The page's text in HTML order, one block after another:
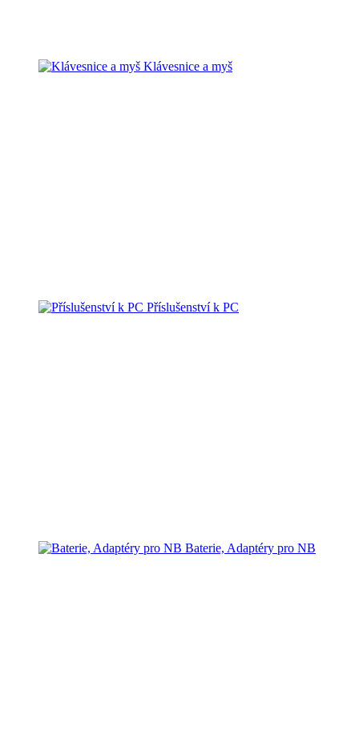
Klávesnice a myš
Příslušenství k PC
Baterie, Adaptéry pro NB